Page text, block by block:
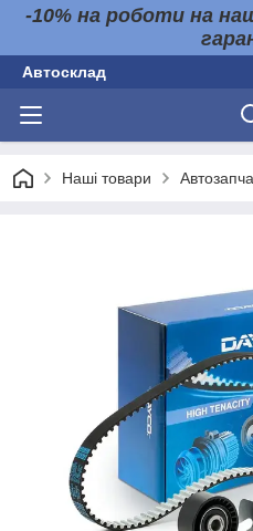
-10% на роботи на
Автосклад
Наші товари